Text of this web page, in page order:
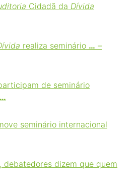
Cidadã da Dívida
realiza seminário … –
de seminário
…
seminário internacional
debatedores dizem que quem